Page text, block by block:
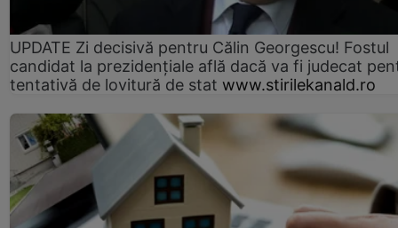
UPDATE Zi decisivă pentru Călin Georgescu! Fostul
candidat la prezidențiale află dacă va fi judecat
tentativă de lovitură de stat www.stirilekanald.ro